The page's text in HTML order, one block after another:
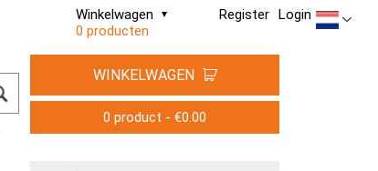
Register Login
Winkelwagen
0 producten
WINKELWAGEN
0 product - €0.00